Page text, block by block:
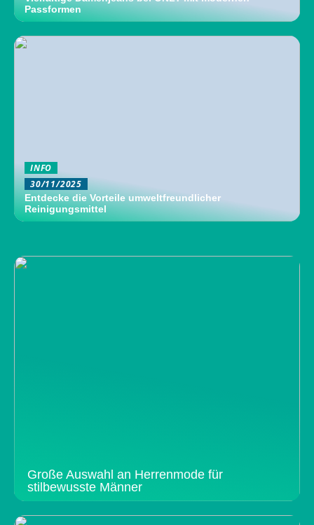
Passformen
INFO
30/11/2025
Entdecke die Vorteile umweltfreundlicher
Reinigungsmittel
Große Auswahl an Herrenmode für
stilbewusste Männer